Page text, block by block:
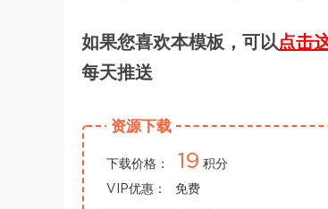
如果您喜欢本模板，可以点击
每天推送
资源下载
下载价格： 19 积分
VIP优惠：
免费